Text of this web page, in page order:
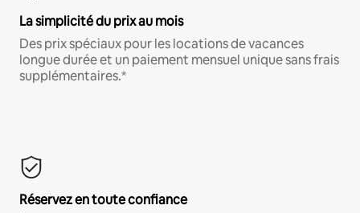
La simplicité du prix au mois
Des prix spéciaux pour les locations de vacances
longue durée et un paiement mensuel unique sans frais
supplémentaires.*
Réservez en toute confiance